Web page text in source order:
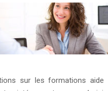
sur les formations aide